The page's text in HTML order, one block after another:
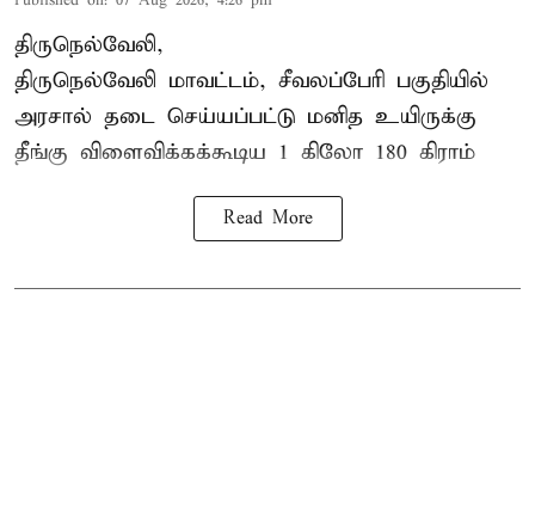
திருநெல்வேலி,
திருநெல்வேலி மாவட்டம், சீவலப்பேரி பகுதியில்
அரசால் தடை செய்யப்பட்டு மனித உயிருக்கு
தீங்கு விளைவிக்கக்கூடிய 1 கிலோ 180 கிராம்
Read More